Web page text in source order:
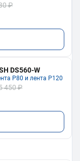
₽
DS560-W
P80 и лента P120
450 ₽